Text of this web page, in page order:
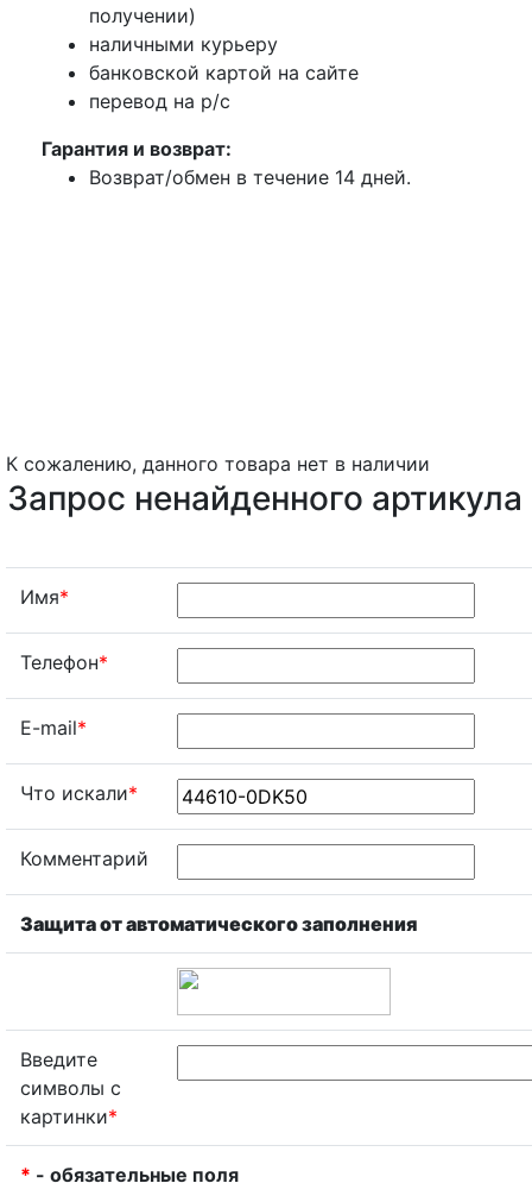
получении)
наличными курьеру
банковской картой на сайте
перевод на р/с
Гарантия и возврат:
Возврат/обмен в течение 14 дней.
К сожалению, данного товара нет в наличии
Запрос ненайденного артикула
Имя*
Телефон*
E-mail*
Что искали*
Комментарий
Защита от автоматического заполнения
Введите
символы с
картинки*
* - обязательные поля